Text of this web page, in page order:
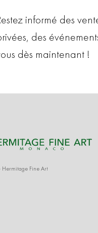
informé des
des
dès maintenant !
Fine Art